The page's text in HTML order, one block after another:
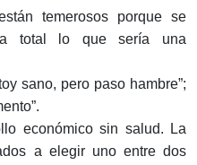
temerosos porque se
total lo que sería una
sano, pero paso hambre”;
económico sin salud. La
a elegir uno entre dos